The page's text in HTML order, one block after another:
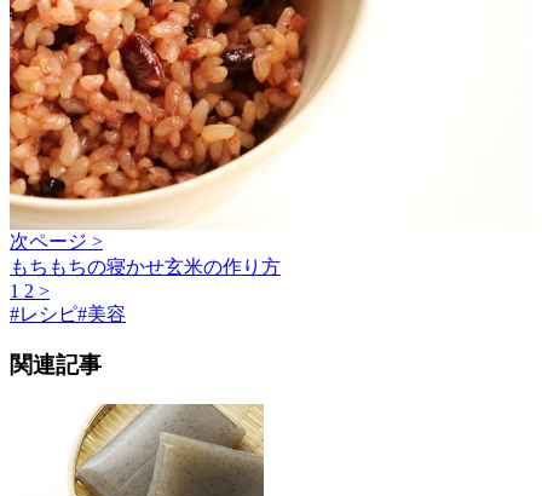
次ページ >
もちもちの寝かせ玄米の作り方
1 2 >
#レシピ#美容
関連記事